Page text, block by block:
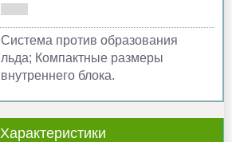
Система против образования
льда; Компактные размеры
внутреннего блока.
Характеристики